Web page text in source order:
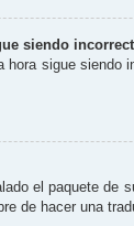
siendo
sigue
el paquete de
de hacer una